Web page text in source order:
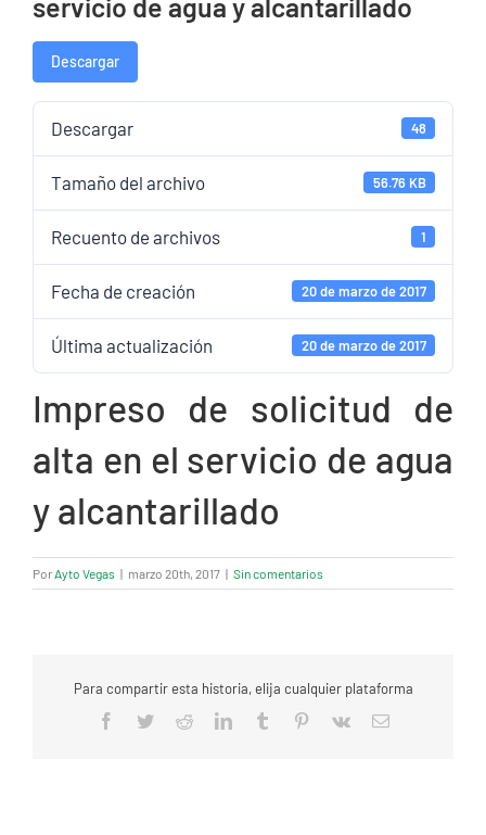
Descargar
Descargar 48
Tamaño del archivo 56.76 KB
Recuento de archivos 1
Fecha de creación 20 de marzo de 2017
Última actualización 20 de marzo de 2017
Impreso de solicitud de
alta en el servicio de agua
y alcantarillado
Por Ayto Vegas | marzo 20th, 2017 | Sin comentarios
Para compartir esta historia, elija cualquier plataforma
Facebook
TwitterRedditLinkedInTumblr Pinterest
Vk
Correo